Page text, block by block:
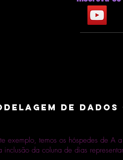
de dados
exemplo, temos os hóspedes de A
inclusão da coluna de dias